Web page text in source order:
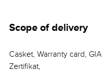
Scope of delivery
Casket, Warranty card, GIA
Zertifikat,